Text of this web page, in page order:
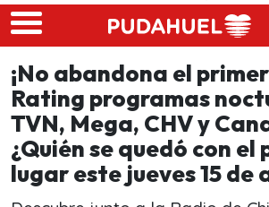
Skip to main content
¡No abandona el
Rating programas
TVN, Mega, CHV y
¿Quién se quedó con el
lugar este jueves 15 de